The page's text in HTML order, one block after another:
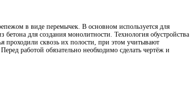
в виде перемычек. В основном используется для
для создания монолитности. Технология обустройства
проходили сквозь их полости, при этом учитывают
работой обязательно необходимо сделать чертёж и